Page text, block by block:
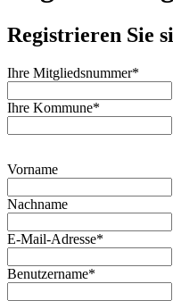
Registrieren Sie
Ihre Mitgliedsnummer*
Ihre Kommune*
Vorname
Nachname
E-Mail-Adresse*
Benutzername*